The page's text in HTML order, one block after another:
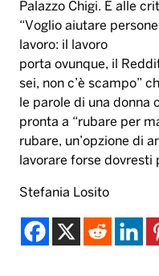
Palazzo Chigi. E alle
“Voglio aiutare
lavoro: il lavoro
porta ovunque, il
sei, non c’è scampo”
le parole di una donna
pronta a “rubare per
rubare, un’opzione di
lavorare forse dovresti
Stefania Losito